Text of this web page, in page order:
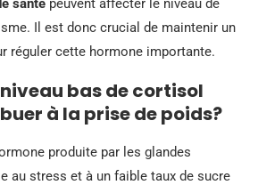
Il est donc crucial de maintenir un
réguler cette hormone importante.
bas de cortisol
à la prise de poids?
produite par les glandes
au stress et à un faible taux de sucre